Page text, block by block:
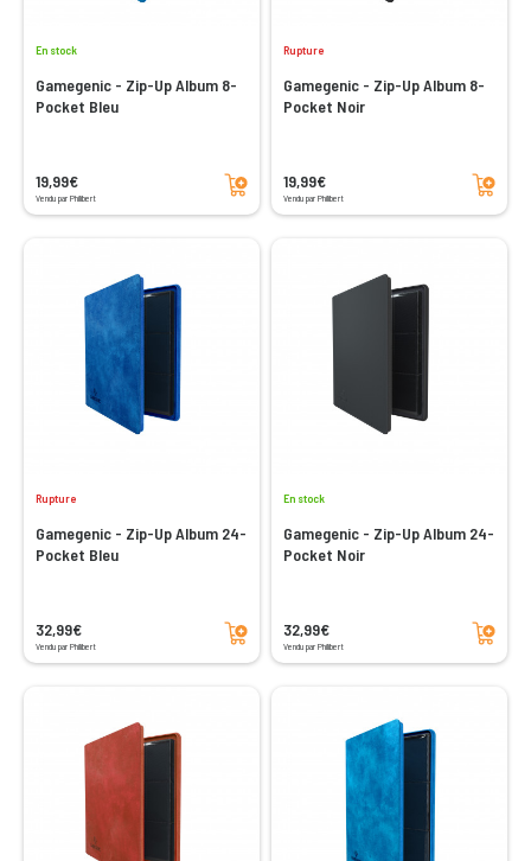
En stock
Gamegenic - Zip-Up Album 8-
Pocket Bleu
19,99€
Vendu par Philibert
Ajouter au panier
Rupture
Gamegenic - Zip-Up Album 8-
Pocket Noir
19,99€
Vendu par Philibert
Ajouter au panier
Rupture
Gamegenic - Zip-Up Album 24-
Pocket Bleu
32,99€
Vendu par Philibert
Ajouter au panier
En stock
Gamegenic - Zip-Up Album 24-
Pocket Noir
32,99€
Vendu par Philibert
Ajouter au panier